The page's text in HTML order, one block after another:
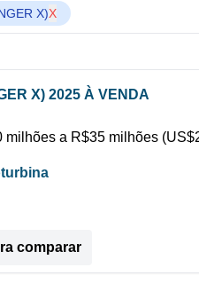
X)X
X) 2025 À VENDA
milhões a R$35 milhões
comparar